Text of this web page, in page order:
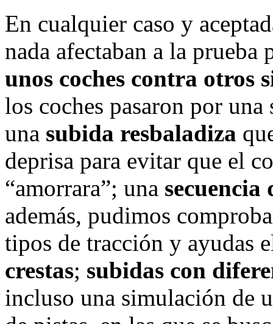
En cualquier caso y
nada afectaban a la prueba
unos coches contra otros
los coches pasaron por
una subida resbaladiza
deprisa para evitar que el
“amorrara”; una secuencia
además, pudimos
tipos de tracción y ayudas
crestas; subidas con
incluso una simulación de